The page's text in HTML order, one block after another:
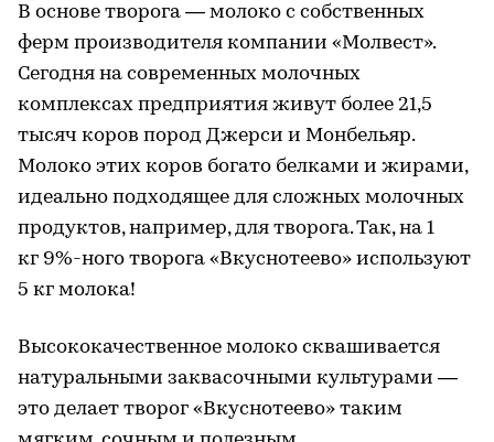
В основе творога — молоко с собственных
ферм производителя компании «Молвест».
Сегодня на современных молочных
комплексах предприятия живут более 21,5
тысяч коров пород Джерси и Монбельяр.
Молоко этих коров богато белками и жирами,
идеально подходящее для сложных молочных
продуктов, например, для творога. Так, на 1
кг 9%-ного творога «Вкуснотеево» используют
5 кг молока!
Высококачественное молоко сквашивается
натуральными заквасочными культурами —
это делает творог «Вкуснотеево» таким